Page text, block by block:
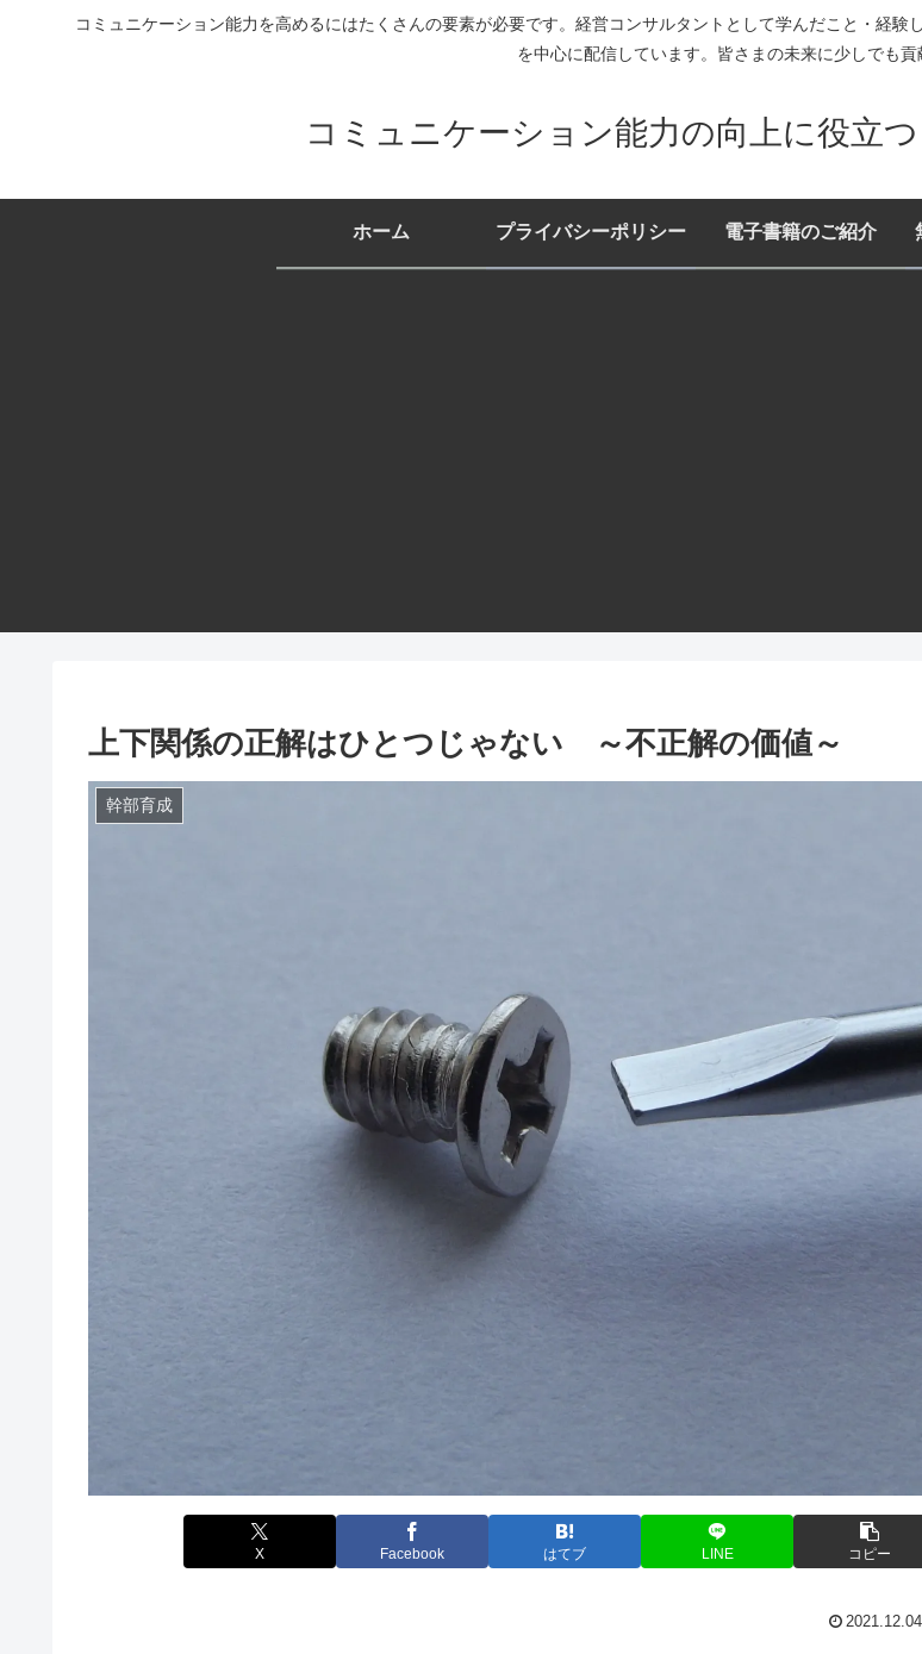
コミュニケーション能力を高めるにはたくさんの要素が必要です。経営コンサルタントとして学んだこと・経
を中心に配信しています。皆さまの未来に少しでも貢
コミュニケーション能力の向上に役立
ホーム プライバシーポリシー 電子書籍のご紹介
上下関係の正解はひとつじゃない ～不正解の価値～
幹部育成
X Facebook はてブ LINE コピー
2021.12.04